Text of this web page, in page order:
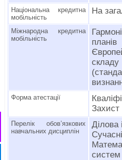
Національна кредитна
мобільність
На
Міжнародна кредитна
мобільність
Форма атестації
Захист
Перелік обов’язкових
навчальних дисциплін
Ділова
систем